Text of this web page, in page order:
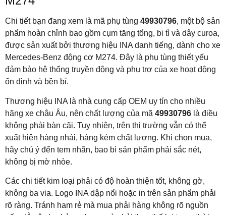
Chi tiết bạn đang xem là mã phụ tùng 49930796, một bộ sản
phẩm hoàn chỉnh bao gồm cụm tăng tổng, bi tì và dây curoa,
được sản xuất bởi thương hiệu INA danh tiếng, dành cho xe
Mercedes-Benz động cơ M274. Đây là phụ tùng thiết yếu
đảm bảo hệ thống truyền động và phụ trợ của xe hoạt động
ổn định và bền bỉ.
Thương hiệu INA là nhà cung cấp OEM uy tín cho nhiều
hãng xe châu Âu, nên chất lượng của mã 49930796 là điều
không phải bàn cãi. Tuy nhiên, trên thị trường vẫn có thể
xuất hiện hàng nhái, hàng kém chất lượng. Khi chọn mua,
hãy chú ý đến tem nhãn, bao bì sản phẩm phải sắc nét,
không bị mờ nhòe.
Các chi tiết kim loại phải có độ hoàn thiện tốt, không gờ,
không ba via. Logo INA dập nổi hoặc in trên sản phẩm phải
rõ ràng. Tránh ham rẻ mà mua phải hàng không rõ nguồn